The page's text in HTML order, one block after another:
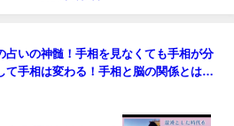
占いの神髄！手相を見なくても手相が分
て手相は変わる！手相と脳の関係とは？